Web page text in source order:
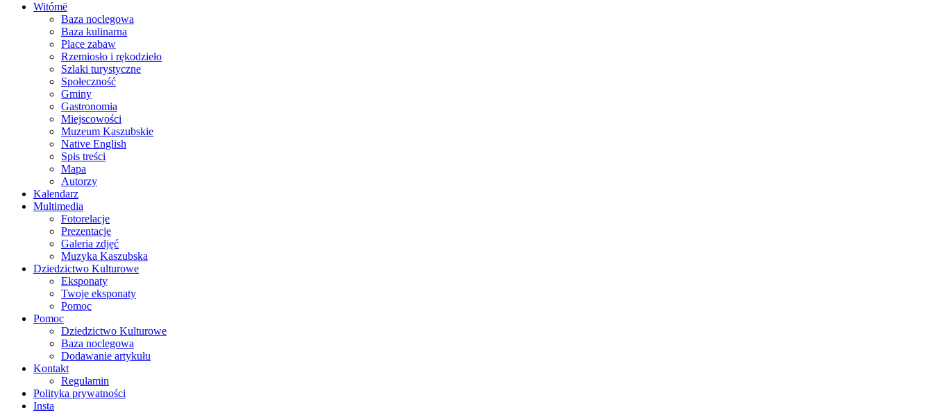
Witómë
Baza noclegowa
Baza kulinarna
Place zabaw
Rzemiosło i rękodzieło
Szlaki turystyczne
Społeczność
Gminy
Gastronomia
Miejscowości
Muzeum Kaszubskie
Native English
Spis treści
Mapa
Autorzy
Kalendarz
Multimedia
Fotorelacje
Prezentacje
Galeria zdjęć
Muzyka Kaszubska
Dziedzictwo Kulturowe
Eksponaty
Twoje eksponaty
Pomoc
Pomoc
Dziedzictwo Kulturowe
Baza noclegowa
Dodawanie artykułu
Kontakt
Regulamin
Polityka prywatności
Insta